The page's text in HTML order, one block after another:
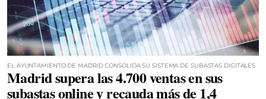
EL AYUNTAMIENTO DE MADRID CONSOLIDA SU SISTEMA DE SUBASTAS DIGITALES
Madrid supera las 4.700 ventas en sus
subastas online y recauda más de 1,4